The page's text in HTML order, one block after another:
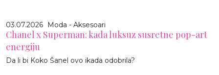
03.07.2026 Moda - Aksesoari
Chanel x Superman: kada luksuz susretne pop-art
energiju
Da li bi Koko Šanel ovo ikada odobrila?